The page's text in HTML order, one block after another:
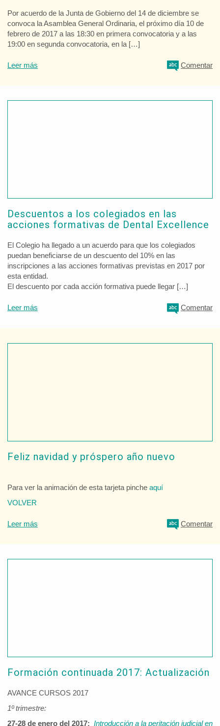
Por acuerdo de la Junta de Gobierno del 14 de diciembre se
convoca la Asamblea General Ordinaria, el próximo día 10 de
febrero de 2017 a las 18:30 en primera convocatoria y a las
19:00 en segunda convocatoria, en la […]
Leer más Comentar
Descuentos a los colegiados en las
acciones formativas de Dental Excellence
El Colegio ha llegado a un acuerdo para que los colegiados
puedan beneficiarse de un descuento del 10% en las
inscripciones a las acciones formativas previstas en 2017 por
esta entidad.
El descuento por cada acción formativa puede llegar […]
Leer más Comentar
Feliz navidad y próspero año nuevo
Para ver la animación de esta tarjeta pinche aquí
VOLVER
Leer más Comentar
Formación continuada 2017: Actualización
AVANCE CURSOS 2017
1º trimestre:
27-28 de enero del 2017: Introducción a la peritación judicial en